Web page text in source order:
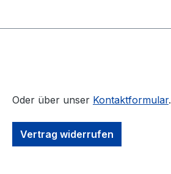
Oder über unser Kontaktformular.
Vertrag widerrufen